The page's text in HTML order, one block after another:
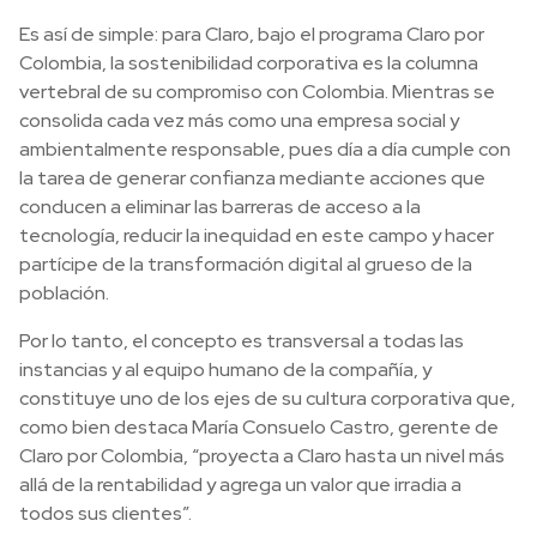
Es así de simple: para Claro, bajo el programa Claro por
Colombia, la sostenibilidad corporativa es la columna
vertebral de su compromiso con Colombia. Mientras se
consolida cada vez más como una empresa social y
ambientalmente responsable, pues día a día cumple con
la tarea de generar confianza mediante acciones que
conducen a eliminar las barreras de acceso a la
tecnología, reducir la inequidad en este campo y hacer
partícipe de la transformación digital al grueso de la
población.
Por lo tanto, el concepto es transversal a todas las
instancias y al equipo humano de la compañía, y
constituye uno de los ejes de su cultura corporativa que,
como bien destaca María Consuelo Castro, gerente de
Claro por Colombia, “proyecta a Claro hasta un nivel más
allá de la rentabilidad y agrega un valor que irradia a
todos sus clientes”.